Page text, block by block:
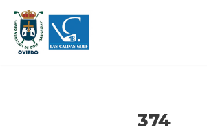
Saltar
al
374